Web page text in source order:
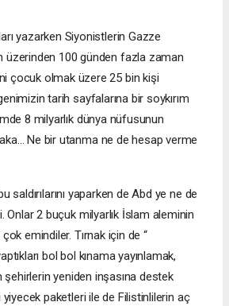
yazarken Siyonistlerin Gazze
üzerinden 100 günden fazla zaman
çocuk olmak üzere 25 bin kişi
tarih sayfalarına bir soykırım
8 milyarlık dünya nüfusunun
Ne bir utanma ne de hesap verme
saldırılarını yaparken de Abd ye ne de
Onlar 2 buçuk milyarlık İslam aleminin
emindiler. Tırnak için de “
bol bol kınama yayınlamak,
şehirlerin yeniden inşasına destek
yiyecek paketleri ile de Filistinlilerin aç